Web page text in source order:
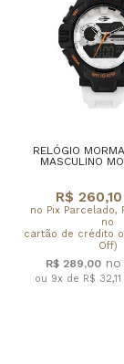
RELÓGIO
MASCULINO
R$ 260,10
no Pix Parcelado,
no
cartão de crédito
Off)
R$ 289,00
ou 9x de R$ 32,11